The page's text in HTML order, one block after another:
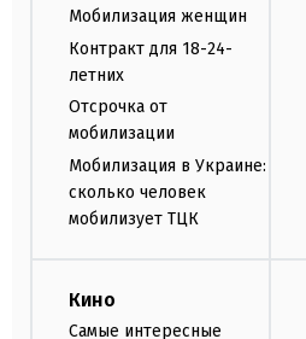
Мобилизация женщин
Контракт для 18-24-
летних
Отсрочка от
мобилизации
Мобилизация в Украине:
сколько человек
мобилизует ТЦК
Кино
Самые интересные